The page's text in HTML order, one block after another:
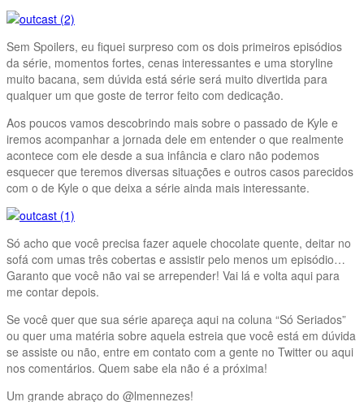
Sem Spoilers, eu fiquei surpreso com os dois primeiros episódios
da série, momentos fortes, cenas interessantes e uma storyline
muito bacana, sem dúvida está série será muito divertida para
qualquer um que goste de terror feito com dedicação.
Aos poucos vamos descobrindo mais sobre o passado de Kyle e
iremos acompanhar a jornada dele em entender o que realmente
acontece com ele desde a sua infância e claro não podemos
esquecer que teremos diversas situações e outros casos parecidos
com o de Kyle o que deixa a série ainda mais interessante.
Só acho que você precisa fazer aquele chocolate quente, deitar no
sofá com umas três cobertas e assistir pelo menos um episódio…
Garanto que você não vai se arrepender! Vai lá e volta aqui para
me contar depois.
Se você quer que sua série apareça aqui na coluna “Só Seriados”
ou quer uma matéria sobre aquela estreia que você está em dúvida
se assiste ou não, entre em contato com a gente no Twitter ou aqui
nos comentários. Quem sabe ela não é a próxima!
Um grande abraço do @lmennezes!